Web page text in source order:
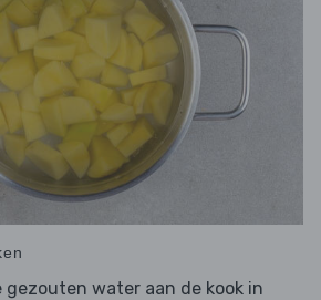
gezouten water aan de kook in